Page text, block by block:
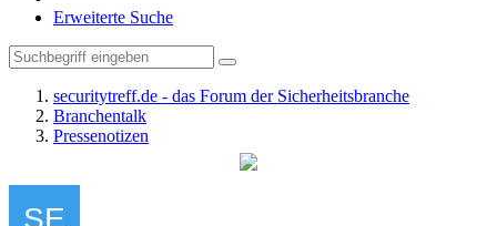
Erweiterte Suche
securitytreff.de - das Forum der Sicherheitsbranche
Branchentalk
Pressenotizen